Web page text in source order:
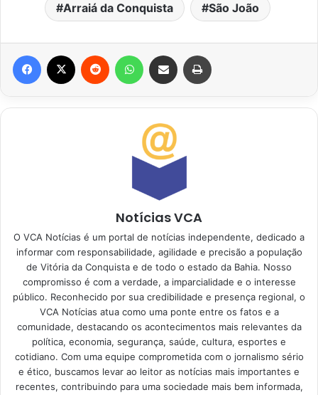
Arraiá da Conquista São João
Facebook Reddit WhatsAppCompartilhar via e-mail
Notícias VCA
O VCA Notícias é um portal de notícias independente, dedicado a
informar com responsabilidade, agilidade e precisão a população
de Vitória da Conquista e de todo o estado da Bahia. Nosso
compromisso é com a verdade, a imparcialidade e o interesse
público. Reconhecido por sua credibilidade e presença regional, o
VCA Notícias atua como uma ponte entre os fatos e a
comunidade, destacando os acontecimentos mais relevantes da
política, economia, segurança, saúde, cultura, esportes e
cotidiano. Com uma equipe comprometida com o jornalismo sério
e ético, buscamos levar ao leitor as notícias mais importantes e
recentes, contribuindo para uma sociedade mais bem informada,